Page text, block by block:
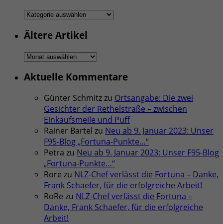
Rubriken
Ältere Artikel
Ältere
Aktuelle Kommentare
Günter Schmitzzu Ortsangabe: Die zwei
Gesichter der Rethelstraße – zwischen
Einkaufsmeile und Puff
Rainer Bartel zu Neu ab 9. Januar 2023: Unser
F95-Blog „Fortuna-Punkte…“
Petra zu Neu ab 9. Januar 2023: Unser F95-Blog
„Fortuna-Punkte…“
Rore zu NLZ-Chef verlässt die Fortuna – Danke,
Frank Schaefer, für die erfolgreiche Arbeit!
RoRe zu NLZ-Chef verlässt die Fortuna –
Danke, Frank Schaefer, für die erfolgreiche
Arbeit!